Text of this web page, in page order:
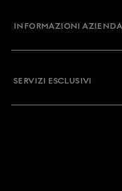
INFORMAZIONI
SERVIZI ESCLUSIVI